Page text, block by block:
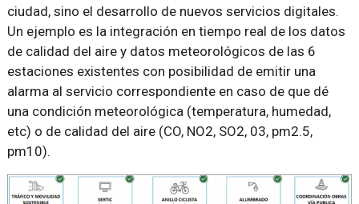
ciudad, sino el desarrollo de nuevos servicios digitales.
Un ejemplo es la integración en tiempo real de los datos
de calidad del aire y datos meteorológicos de las 6
estaciones existentes con posibilidad de emitir una
alarma al servicio correspondiente en caso de que dé
una condición meteorológica (temperatura, humedad,
etc) o de calidad del aire (CO, NO2, SO2, 03, pm2.5,
pm10).